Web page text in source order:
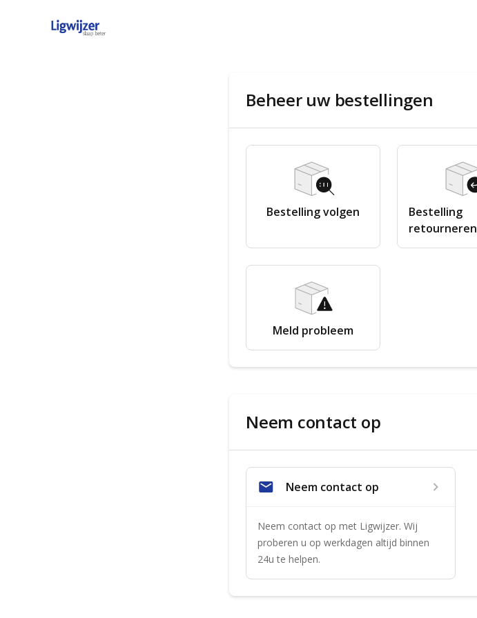
Beheer uw bestellingen
Bestelling volgen
Bestelling
retourneren
Meld probleem
Neem contact op
Neem contact op
Neem contact op met Ligwijzer. Wij
proberen u op werkdagen altijd binnen
24u te helpen.